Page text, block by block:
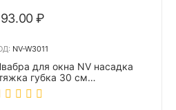
₽
NV-W3011
для окна NV насадка
губка 30 см
рукоятка 70-
см NV-W3011